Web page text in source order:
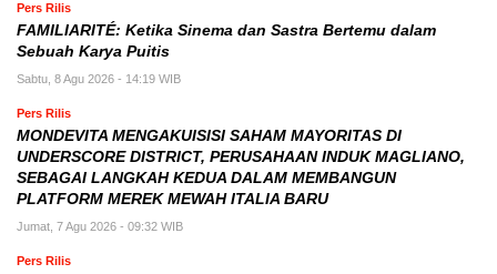
Pers Rilis
FAMILIARITÉ: Ketika Sinema dan Sastra Bertemu dalam
Sebuah Karya Puitis
Sabtu, 8 Agu 2026 - 14:19 WIB
Pers Rilis
MONDEVITA MENGAKUISISI SAHAM MAYORITAS DI
UNDERSCORE DISTRICT, PERUSAHAAN INDUK MAGLIANO,
SEBAGAI LANGKAH KEDUA DALAM MEMBANGUN
PLATFORM MEREK MEWAH ITALIA BARU
Jumat, 7 Agu 2026 - 09:32 WIB
Pers Rilis